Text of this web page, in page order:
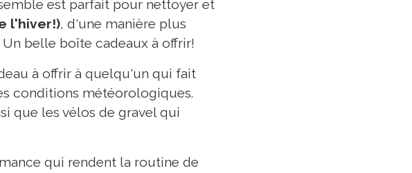
est parfait pour nettoyer et
l'hiver!), d'une manière plus
belle boîte cadeaux à offrir!
à offrir à quelqu'un qui fait
conditions météorologiques.
que les vélos de gravel qui
qui rendent la routine de